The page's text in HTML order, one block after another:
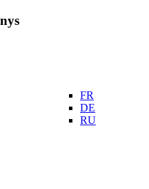
FR
DE
RU